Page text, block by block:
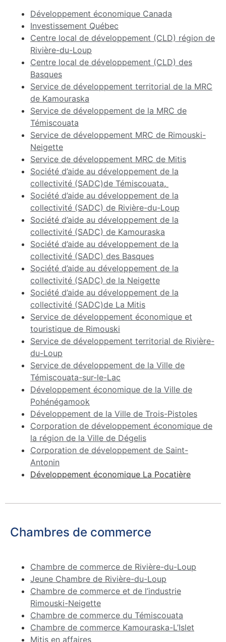
Développement économique Canada
Investissement Québec
Centre local de développement (CLD) région de
Rivière-du-Loup
Centre local de développement (CLD) des
Basques
Service de développement territorial de la MRC
de Kamouraska
Service de développement de la MRC de
Témiscouata
Service de développement MRC de Rimouski-
Neigette
Service de développement MRC de Mitis
Société d’aide au développement de la
collectivité (SADC)de Témiscouata,
Société d’aide au développement de la
collectivité (SADC) de Rivière-du-Loup
Société d’aide au développement de la
collectivité (SADC) de Kamouraska
Société d’aide au développement de la
collectivité (SADC) des Basques
Société d’aide au développement de la
collectivité (SADC) de la Neigette
Société d’aide au développement de la
collectivité (SADC)de La Mitis
Service de développement économique et
touristique de Rimouski
Service de développement territorial de Rivière-
du-Loup
Service de développement de la Ville de
Témiscouata-sur-le-Lac
Développement économique de la Ville de
Pohénégamook
Développement de la Ville de Trois-Pistoles
Corporation de développement économique de
la région de la Ville de Dégelis
Corporation de développement de Saint-
Antonin
Développement économique La Pocatière
Chambres de commerce
Chambre de commerce de Rivière-du-Loup
Jeune Chambre de Rivière-du-Loup
Chambre de commerce et de l’industrie
Rimouski-Neigette
Chambre de commerce du Témiscouata
Chambre de commerce Kamouraska-L’Islet
Mitis en affaires